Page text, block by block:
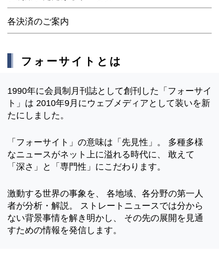
各決済のご案内
フォーサイトとは
1990年に会員制月刊誌として創刊した「フォーサイ
ト」は 2010年9月にウェブメディアとして装いを新
たにしました。
「フォーサイト」の意味は「先見性」。 多種多様
なニュースがネット上に溢れる時代に、 敢えて
「深さ」と「専門性」にこだわります。
激動する世界の事象を、 各地域、各分野の第一人
者が分析・解説。 ストレートニュースでは分から
ない背景事情を解き明かし、 その先の展開を見通
すための情報を発信します。